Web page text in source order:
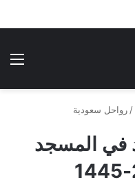
/ رواحل سعودية
في المسجد